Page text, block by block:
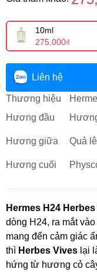
10ml
275,000₫
Liên hệ
Thương hiệu
Hương đầu
Hương giữa Quả lê
Hương cuối
Hermes H24
dòng H24, ra mắt
mang đến cảm giác
thì Herbes Vives lại
hứng từ hương cỏ